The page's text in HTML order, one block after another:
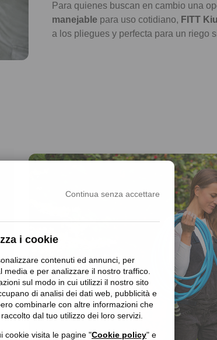
Continua senza accettare
i cookie
contenuti ed annunci, per
e per analizzare il nostro traffico.
sul modo in cui utilizzi il nostro sito
di analisi dei dati web, pubblicità e
combinarle con altre informazioni che
dal tuo utilizzo dei loro servizi.
cookie visita le pagine "Cookie policy" e
Para quienes buscan en cambio una
manejable para uso cotidiano, FITT
a los pliegues y perfecta para un riego